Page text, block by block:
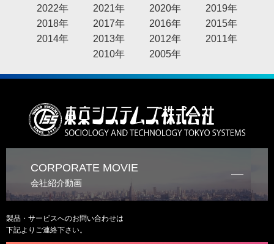
2022年
2021年 2020年
2019年
2018年
2017年 2016年
2015年
2014年
2013年 2012年
2011年
2010年
2005年
CORPORATE MOVIE
会社紹介動画
製品・サービスへのお問い合わせは
下記よりご連絡下さい。